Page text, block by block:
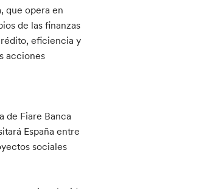
que opera en
de las finanzas
eficiencia y
acciones
de Fiare Banca
España entre
sociales